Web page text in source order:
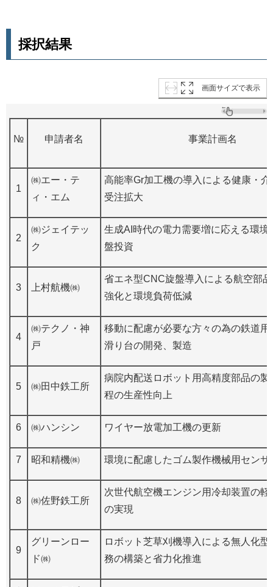
採択結果
画面サイズで表示
№ 申請者名 事業計画名
1
㈱エー・テ
ィ・エム
高能率Gr加工機の導入による健康・
受注拡大
2
㈱ジェイテッ
ク
生成AI時代の電力需要増に応える環境
盤投資
3 上村航機㈱
省エネ型CNC旋盤導入による航空部
強化と環境負荷低減
4
㈱テクノ・神
戸
移動に配慮が必要な方々の為の鉄道用
滑り台の開発、製造
5 ㈱田中鉄工所
病院内配送ロボット用高精度部品の製
程の生産性向上
6 ㈱ハンシン ワイヤー放電加工機の更新
7 昭和精機㈱ 環境に配慮したゴム製作機械用センサ
8 ㈱佐野鉄工所
次世代航空機エンジン用冷却装置の軽
の実現
9
グリーンロー
ド㈱
ロボット芝草刈機導入による無人化
務の構築と省力化推進